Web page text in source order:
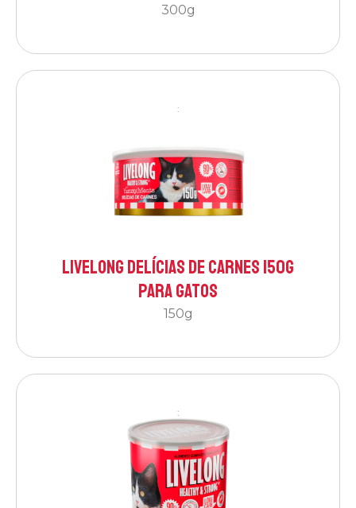
300g
:
Livelong Delícias de Carnes 150g
para Gatos
150g
: